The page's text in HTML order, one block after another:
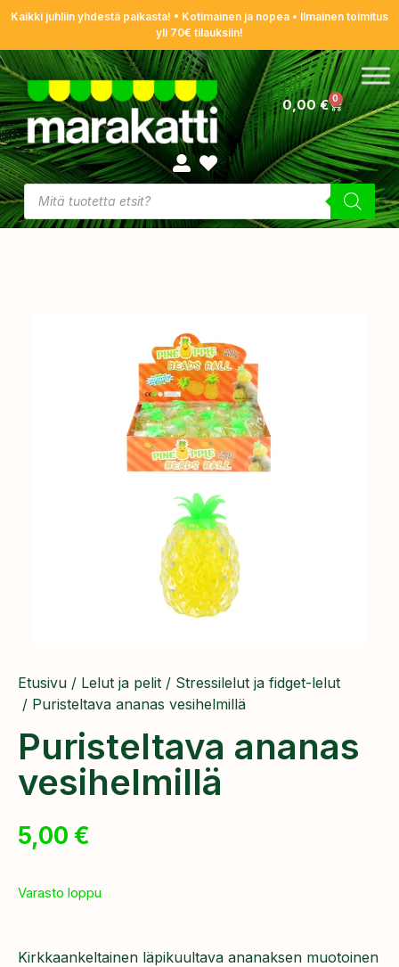
Kaikki juhliin yhdestä paikasta! • Kotimainen ja nopea • Ilmainen toimitus
yli 70€ tilauksiin!
0,00€ 0
Etusivu / Lelut ja pelit / Stressilelut ja fidget-lelut
/ Puristeltava ananas vesihelmillä
Puristeltava ananas
vesihelmillä
5,00 €
Varasto loppu
Kirkkaankeltainen läpikuultava ananaksen muotoinen